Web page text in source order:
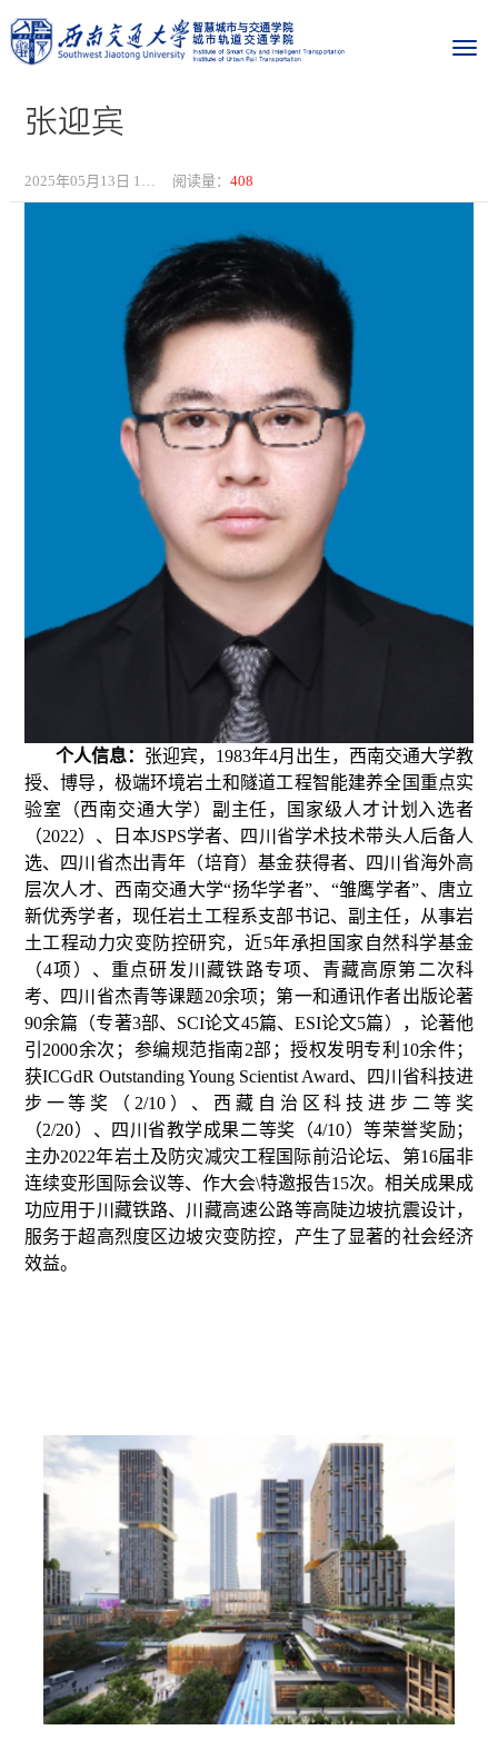
张迎宾
阅读量：408
个人信息： 张迎宾，1983年4月出生，西南交通大学教
授、博导，极端环境岩土和隧道工程智能建养全国重点实
验室（西南交通大学）副主任，国家级人才计划入选者
（2022）、日本JSPS学者、四川省学术技术带头人后备人
选、四川省杰出青年（培育）基金获得者、四川省海外高
层次人才、西南交通大学“扬华学者”、“雏鹰学者”、唐立
新优秀学者，现任岩土工程系支部书记、副主任，从事岩
土工程动力灾变防控研究，近5年承担国家自然科学基金
（4项）、重点研发川藏铁路专项、青藏高原第二次科
考、四川省杰青等课题20余项；第一和通讯作者出版论著
90余篇（专著3部、SCI论文45篇、ESI论文5篇），论著他
引2000余次；参编规范指南2部；授权发明专利10余件；
获ICGdR Outstanding Young Scientist Award、四川省科技进
步一等奖（2/10）、西藏自治区科技进步二等奖
（2/20）、四川省教学成果二等奖（4/10）等荣誉奖励；
主办2022年岩土及防灾减灾工程国际前沿论坛、第16届非
连续变形国际会议等、作大会\特邀报告15次。相关成果成
功应用于川藏铁路、川藏高速公路等高陡边坡抗震设计，
服务于超高烈度区边坡灾变防控，产生了显著的社会经济
效益。